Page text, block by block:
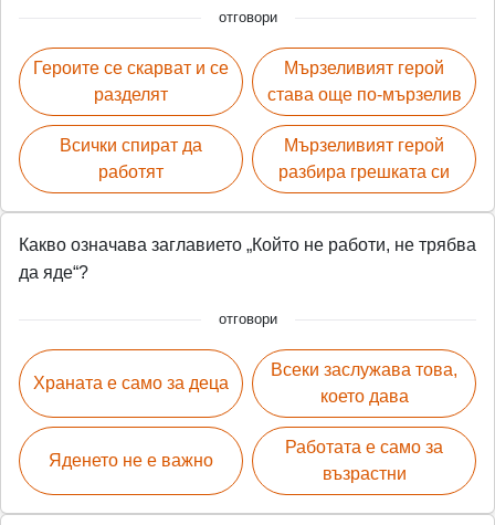
отговори
Героите се скарват и се
разделят
Всички спират да
работят
Мързеливият герой
става още по-мързелив
Мързеливият герой
разбира грешката си
Какво означава заглавието „Който не работи, не трябва
да яде“?
отговори
Храната е само за деца
Яденето не е важно
Всеки заслужава това,
което дава
Работата е само за
възрастни